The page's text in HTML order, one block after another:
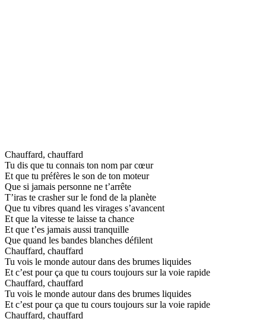
Chauffard, chauffard
Tu dis que tu connais ton nom par cœur
Et que tu préfères le son de ton moteur
Que si jamais personne ne t’arrête
T’iras te crasher sur le fond de la planète
Que tu vibres quand les virages s’avancent
Et que la vitesse te laisse ta chance
Et que t’es jamais aussi tranquille
Que quand les bandes blanches défilent
Chauffard, chauffard
Tu vois le monde autour dans des brumes liquides
Et c’est pour ça que tu cours toujours sur la voie rapide
Chauffard, chauffard
Tu vois le monde autour dans des brumes liquides
Et c’est pour ça que tu cours toujours sur la voie rapide
Chauffard, chauffard